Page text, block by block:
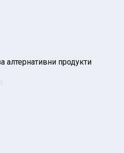
алтернативни продукти